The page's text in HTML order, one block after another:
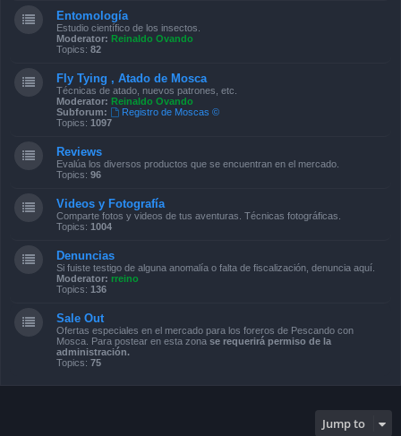
Entomología
Estudio científico de los insectos.
Moderator: Reinaldo Ovando
Topics: 82
Fly Tying , Atado de Mosca
Técnicas de atado, nuevos patrones, etc.
Moderator: Reinaldo Ovando
Subforum:
Registro de Moscas ©
Topics: 1097
Reviews
Evalúa los diversos productos que se encuentran en el mercado.
Topics: 96
Videos y Fotografía
Comparte fotos y videos de tus aventuras. Técnicas fotográficas.
Topics: 1004
Denuncias
Si fuiste testigo de alguna anomalía o falta de fiscalización, denuncia aquí.
Moderator: rreino
Topics: 136
Sale Out
Ofertas especiales en el mercado para los foreros de Pescando con
Mosca. Para postear en esta zona se requerirá permiso de la
administración.
Topics: 75
Jump to